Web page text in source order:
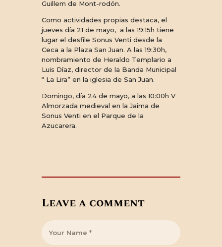
Guillem de Mont-rodón.
Como actividades propias destaca, el
jueves día 21 de mayo, a las 19:15h tiene
lugar el desfile Sonus Venti desde la
Ceca a la Plaza San Juan. A las 19:30h,
nombramiento de Heraldo Templario a
Luis Díaz, director de la Banda Municipal
“ La Lira” en la iglesia de San Juan.
Domingo, día 24 de mayo, a las 10:00h V
Almorzada medieval en la Jaima de
Sonus Venti en el Parque de la
Azucarera.
Leave a comment